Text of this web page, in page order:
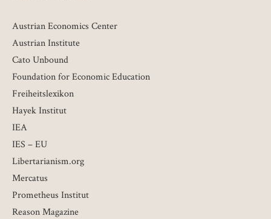
Austrian Economics Center
Austrian Institute
Cato Unbound
Foundation for Economic Education
Freiheitslexikon
Hayek Institut
IEA
IES – EU
Libertarianism.org
Mercatus
Prometheus Institut
Reason Magazine